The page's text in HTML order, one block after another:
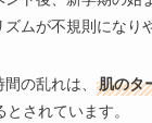
ズムが不規則になり
間の乱れは、 肌のタ
されています。